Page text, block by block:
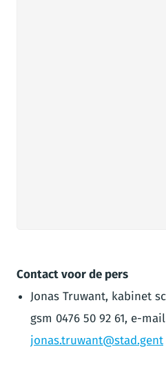
Contact voor de pers
Jonas Truwant, kabinet
gsm 0476 50 92 61, e-mail
jonas.truwant@stad.gent